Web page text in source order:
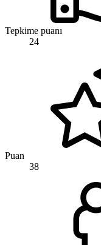
Tepkime puanı
24
Puan
38